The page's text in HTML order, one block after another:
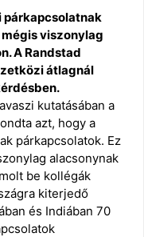
párkapcsolatnak
viszonylag
A Randstad
átlagnál
kutatásában a
azt, hogy a
párkapcsolatok. Ez
alacsonynak
be kollégák
kiterjedő
és Indiában 70